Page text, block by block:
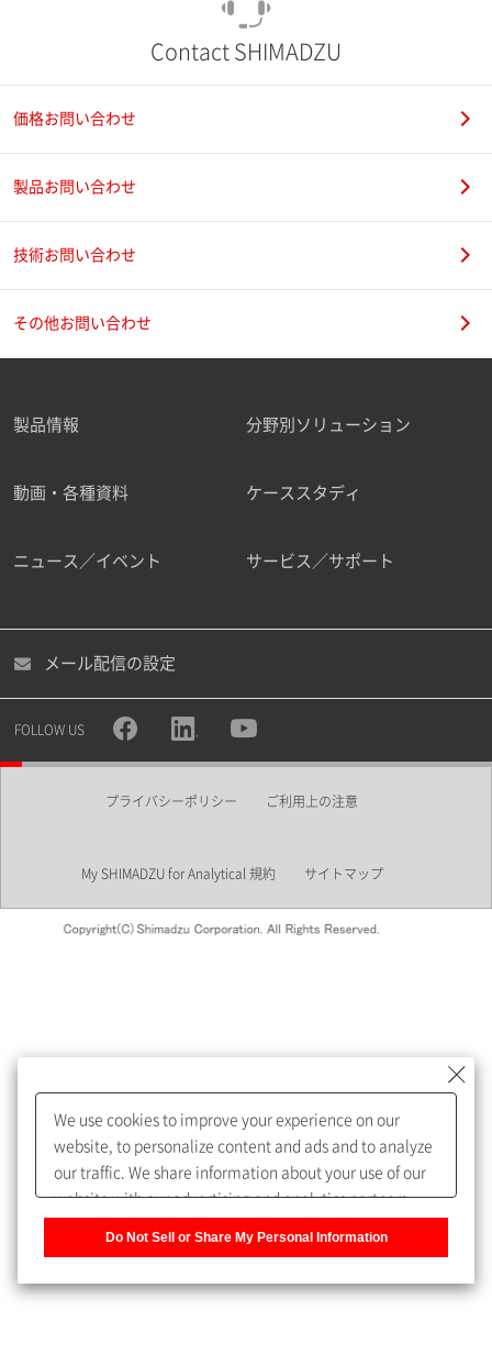
ご勤務先
職種
所属部署
めします。
My SHIMADZU for Analyticalへ登録いただくと、技術情報や
取扱説明書・Webinarなどの閲覧ができます。
うになります。
Contact SHIMADZU
価格お問い合わせ
製品お問い合わせ
技術お問い合わせ
その他お問い合わせ
製品情報 分野別ソリューション
動画・各種資料 ケーススタディ
ニュース／イベント サービス／サポート
メール配信の設定
FOLLOW US
プライバシーポリシー ご利用上の注意
My SHIMADZU for Analytical 規約 サイトマップ
We use cookies to improve your experience on our
website, to personalize content and ads and to analyze
our traffic. We share information about your use of our
website with our advertising and analytics partners,
Do Not Sell or Share My Personal Information